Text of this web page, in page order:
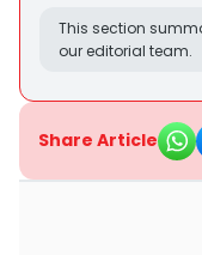
This section
our editorial team.
Share Article